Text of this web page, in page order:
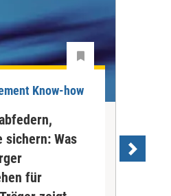
Know-how
sichern: Was
für